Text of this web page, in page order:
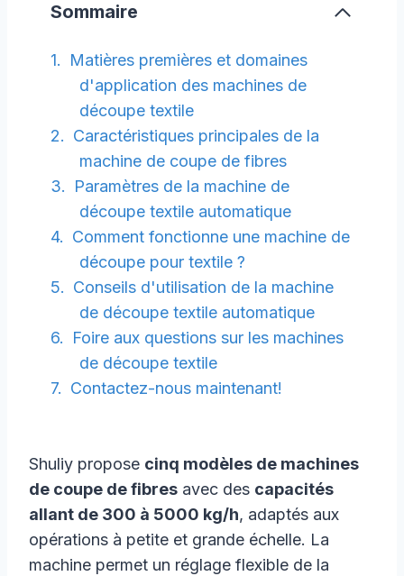
Sommaire
Matières premières et domaines
d'application des machines de
découpe textile
Caractéristiques principales de la
machine de coupe de fibres
Paramètres de la machine de
découpe textile automatique
Comment fonctionne une machine de
découpe pour textile ?
Conseils d'utilisation de la machine
de découpe textile automatique
Foire aux questions sur les machines
de découpe textile
Contactez-nous maintenant!
Shuliy propose cinq modèles de machines
de coupe de fibres avec des capacités
allant de 300 à 5000 kg/h, adaptés aux
opérations à petite et grande échelle. La
machine permet un réglage flexible de la